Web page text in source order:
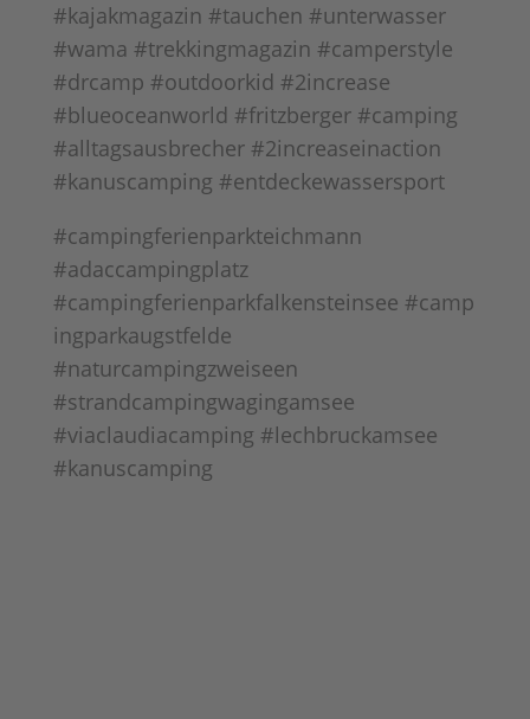
#kajakmagazin #tauchen #unterwasser
#wama #trekkingmagazin #camperstyle
#drcamp #outdoorkid #2increase
#blueoceanworld #fritzberger #camping
#alltagsausbrecher #2increaseinaction
#kanuscamping #entdeckewassersport
#campingferienparkteichmann
#adaccampingplatz
#campingferienparkfalkensteinsee #camp
ingparkaugstfelde
#naturcampingzweiseen
#strandcampingwagingamsee
#viaclaudiacamping #lechbruckamsee
#kanuscamping